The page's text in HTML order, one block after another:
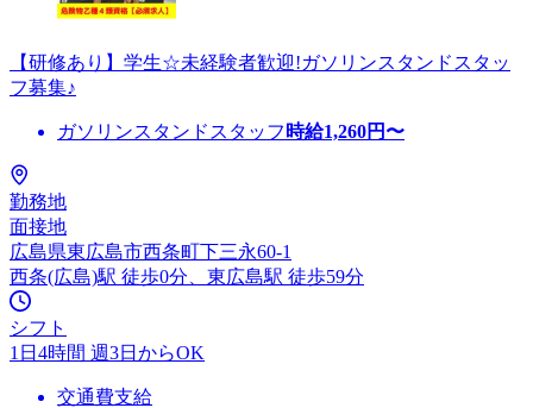
【研修あり】学生☆未経験者歓迎!ガソリンスタンドスタッ
フ募集♪
ガソリンスタンドスタッフ 時給1,260円〜
勤務地
面接地
広島県東広島市西条町下三永60-1
西条(広島)駅 徒歩0分、東広島駅 徒歩59分
シフト
1日4時間 週3日からOK
交通費支給